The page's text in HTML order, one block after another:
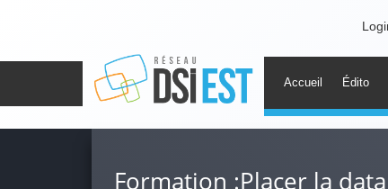
Accueil Édito
Formation :Placer la